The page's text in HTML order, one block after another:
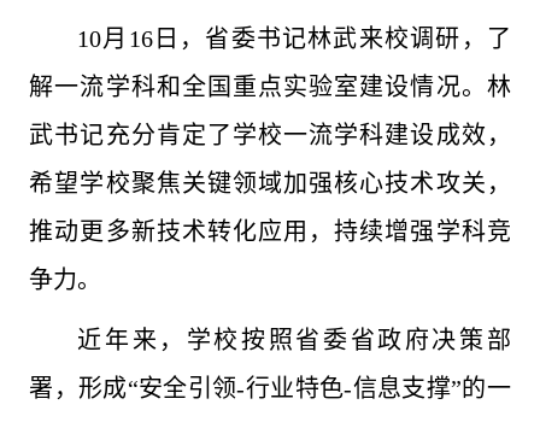
10月16日，省委书记林武来校调研，了
解一流学科和全国重点实验室建设情况。林
武书记充分肯定了学校一流学科建设成效，
希望学校聚焦关键领域加强核心技术攻关，
推动更多新技术转化应用，持续增强学科竞
争力。
近年来，学校按照省委省政府决策部
署，形成“安全引领-行业特色-信息支撑”的一